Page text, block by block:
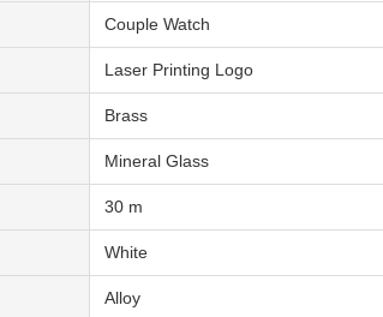
Couple Watch
Laser Printing Logo
Brass
Mineral Glass
30 m
White
Alloy